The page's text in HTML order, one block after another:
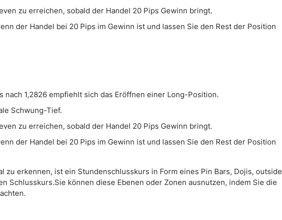
zu erreichen, sobald der Handel 20 Pips Gewinn bringt.
der Handel bei 20 Pips im Gewinn ist und lassen Sie den Rest der Position
1,2826 empfiehlt sich das Eröffnen einer Long-Position.
Schwung-Tief.
zu erreichen, sobald der Handel 20 Pips Gewinn bringt.
der Handel bei 20 Pips im Gewinn ist und lassen Sie den Rest der Position
zu erkennen, ist ein Stundenschlusskurs in Form eines Pin Bars, Dojis, outside
Schlusskurs.Sie können diese Ebenen oder Zonen ausnutzen, indem Sie die